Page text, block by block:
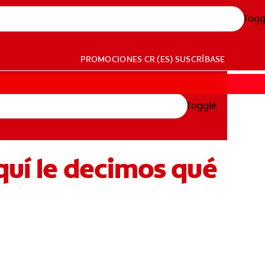
PROMOCIONES CR (ES) SUSCRÍBASE
Toggle
le decimos qué